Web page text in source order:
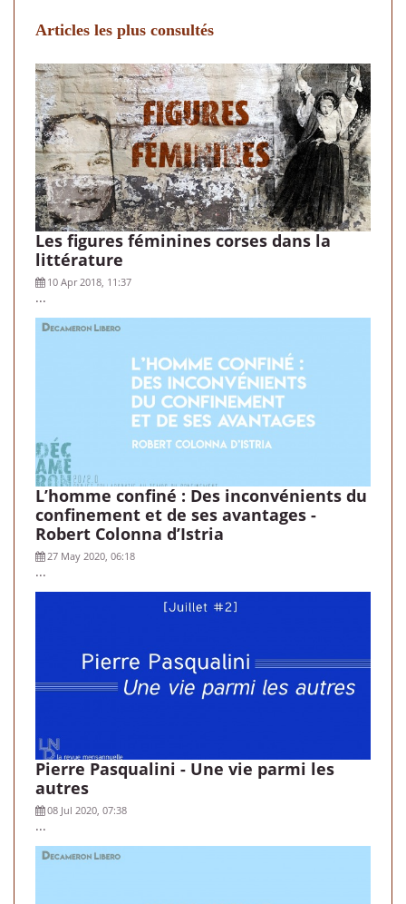
Articles les plus consultés
Les figures féminines corses dans la
littérature
10 Apr 2018, 11:37
...
L’homme confiné : Des inconvénients du
confinement et de ses avantages -
Robert Colonna d’Istria
27 May 2020, 06:18
...
Pierre Pasqualini - Une vie parmi les
autres
08 Jul 2020, 07:38
...